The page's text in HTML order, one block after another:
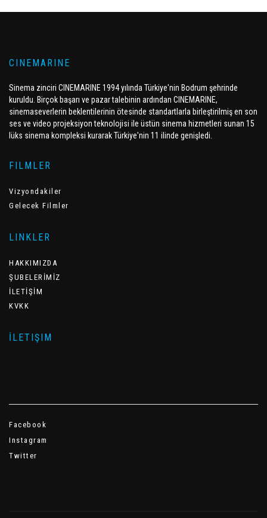
CINEMARINE
Sinema zinciri CINEMARINE 1994 yılında Türkiye'nin Bodrum şehrinde
kuruldu. Birçok başarı ve pazar talebinin ardından CINEMARINE,
sinemaseverlerin beklentilerinin ötesinde standartlarla birleştirilmiş en son
ses ve video projeksiyon teknolojisi ile üstün sinema hizmetleri sunan 15
lüks sinema kompleksi kurarak Türkiye'nin 11 ilinde genişledi.
FILMLER
Vizyondakiler
Gelecek Filmler
LINKLER
HAKKIMIZDA
ŞUBELERİMİZ
İLETİŞİM
KVKK
İLETIŞIM
Facebook
Instagram
Twitter